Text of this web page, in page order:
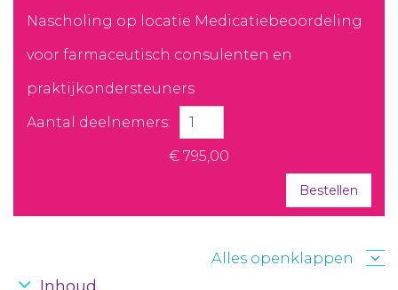
Nascholing op locatie Medicatiebeoordeling
voor farmaceutisch consulenten en
praktijkondersteuners
Aantal deelnemers:
€ 795,00
Bestellen
Alles openklappen